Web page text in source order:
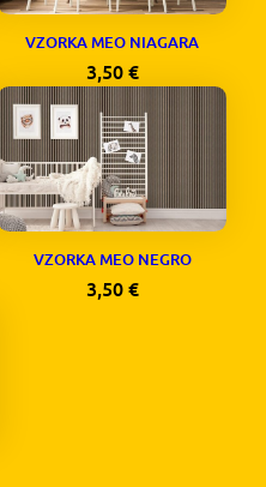
VZORKA MEO NIAGARA
3,50 €
VZORKA MEO NEGRO
3,50 €